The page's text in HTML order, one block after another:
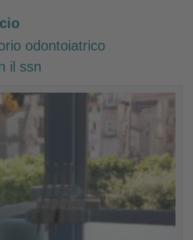
odontoiatrico
il ssn